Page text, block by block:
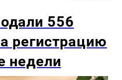
556
регистрацию
недели